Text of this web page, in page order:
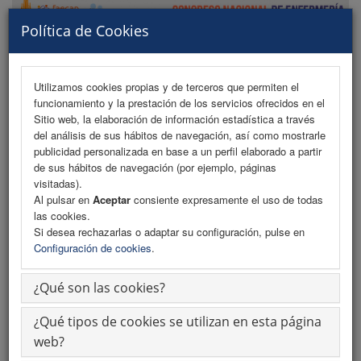
Política de Cookies
Utilizamos cookies propias y de terceros que permiten el
funcionamiento y la prestación de los servicios ofrecidos en el
Sitio web, la elaboración de información estadística a través
del análisis de sus hábitos de navegación, así como mostrarle
publicidad personalizada en base a un perfil elaborado a partir
de sus hábitos de navegación (por ejemplo, páginas
visitadas).
Al pulsar en Aceptar consiente expresamente el uso de todas
las cookies.
Si desea rechazarlas o adaptar su configuración, pulse en
Configuración de cookies.
¿Qué son las cookies?
¿Qué tipos de cookies se utilizan en esta página
web?
MENU
Programa
Programa (PDF)
Cronograma
Cronograma PDF
Normativa Comunicaciones
Descargar Normativa